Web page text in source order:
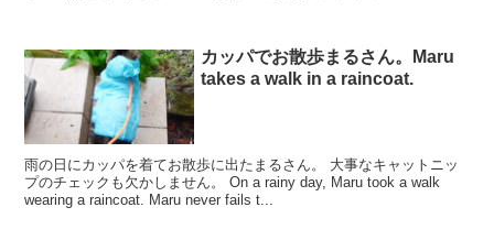
カッパでお散歩まるさん。Maru
takes a walk in a raincoat.
雨の日にカッパを着てお散歩に出たまるさん。 大事なキャットニッ
プのチェックも欠かしません。 On a rainy day, Maru took a walk
wearing a raincoat. Maru never fails t...